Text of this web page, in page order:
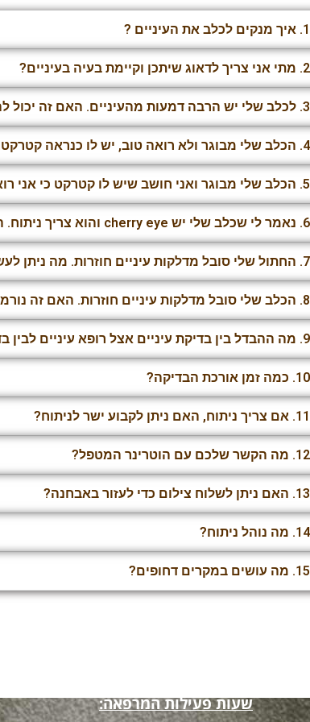
1. איך מנקים לכלב את העיניים ?
2. מתי אני צריך לדאוג שיתכן וקיימת בעיה בעיניים?
3. לכלב שלי יש הרבה דמעות מהעיניים. האם זה יכול להיות קשור למזון שהוא אוכל?
4. הכלב שלי מבוגר ולא רואה טוב, יש לו כנראה קטרקט. האם כדאי לנתח אותו בגיל מבוגר?
5. הכלב שלי מבוגר ואני חושב שיש לו קטרקט כי אני רואה עכירות בתוך העיניים.
6. נאמר לי שכלב שלי יש cherry eye והוא צריך ניתוח. האם אין טיפול תרופתי לבעיה?
7. החתול שלי סובל מדלקות עיניים חוזרות. מה ניתן לעשות?
8. הכלב שלי סובל מדלקות עיניים חוזרות. האם זה נורמלי?
9. מה ההבדל בין בדיקת עיניים אצל רופא עיניים לבין בדיקת עיניים במרפאה וטרינרית?
10. כמה זמן אורכת הבדיקה?
11. אם צריך ניתוח, האם ניתן לקבוע ישר לניתוח?
12. מה הקשר שלכם עם הוטרינר המטפל?
13. האם ניתן לשלוח צילום כדי לעזור באבחנה?
14. מה נוהל ניתוח?
15. מה עושים במקרים דחופים?
שעות פעילות המרפאה: